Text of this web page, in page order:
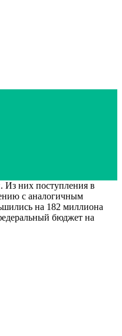
них поступления в
с аналогичным
на 182 миллиона
бюджет на